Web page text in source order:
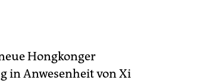
Hongkonger
in Anwesenheit von Xi